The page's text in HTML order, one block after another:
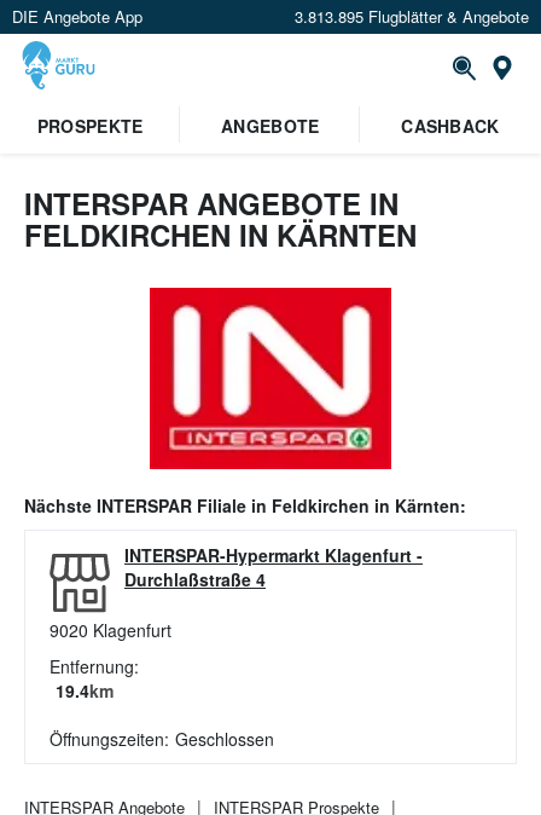
DIE Angebote App 3.813.895 Flugblätter & Angebote
PROSPEKTE
ANGEBOTE CASHBACK
INTERSPAR ANGEBOTE IN
FELDKIRCHEN IN KÄRNTEN
Nächste INTERSPAR Filiale in Feldkirchen in Kärnten:
INTERSPAR-Hypermarkt Klagenfurt -
Durchlaßstraße 4
9020 Klagenfurt
Entfernung:
19.4km
Öffnungszeiten: Geschlossen
INTERSPAR Angebote INTERSPAR Prospekte